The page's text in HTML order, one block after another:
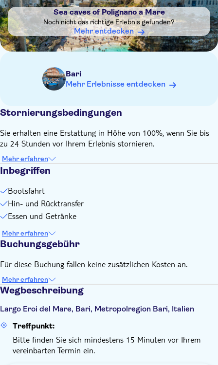
Denken Sie daran, Folgendes mitzubringen:
Bequeme Kleidung und geeignetes Schuhwerk
Sea caves of Polignano a Mare
Noch nicht das richtige Erlebnis gefunden?
Mehr entdecken
Bari
Mehr Erlebnisse entdecken
Stornierungsbedingungen
Sie erhalten eine Erstattung in Höhe von 100%, wenn Sie bis
zu 24 Stunden vor Ihrem Erlebnis stornieren.
Mehr erfahren
Inbegriffen
Bootsfahrt
Hin- und Rücktransfer
Essen und Getränke
Mehr erfahren
Buchungsgebühr
Für diese Buchung fallen keine zusätzlichen Kosten an.
Mehr erfahren
Wegbeschreibung
Largo Eroi del Mare, Bari, Metropolregion Bari, Italien
Treffpunkt:
Bitte finden Sie sich mindestens 15 Minuten vor Ihrem
vereinbarten Termin ein.